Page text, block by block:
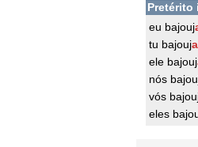
Pretérito
eu bajouj
tu bajouj
ele bajouj
nós
vós
eles